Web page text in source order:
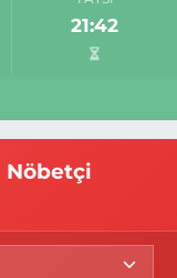
21:42
Nöbetçi